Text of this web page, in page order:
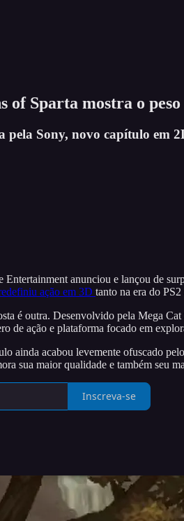
of Sparta mostra o
pela Sony, novo capítulo em
anunciou e lançou de
ação em 3D tanto na era do
é outra. Desenvolvido pela Mega
de ação e plataforma focado em
ainda acabou levemente ofuscado
sua maior qualidade e também seu
Inscreva-se